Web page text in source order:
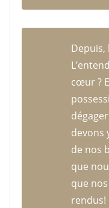
Depuis,
cœur ?
devons
de nos
que
que
rendus!